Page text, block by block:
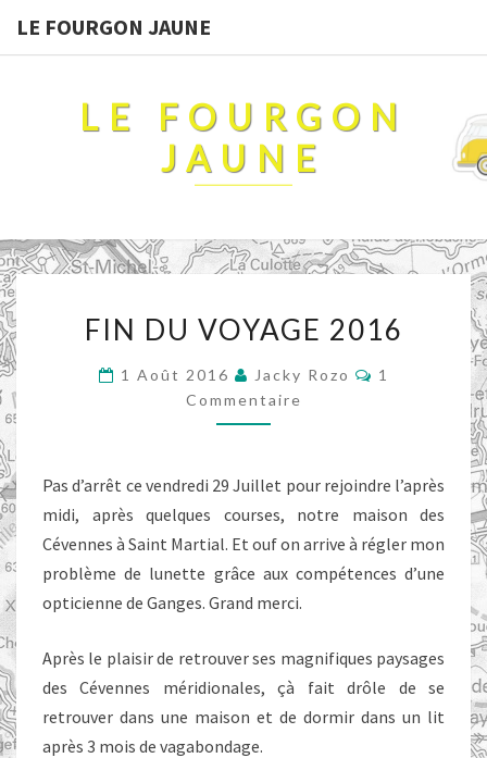
LE FOURGON JAUNE
LE FOURGON
JAUNE
DU
VOYAGE
2016
FIN DU VOYAGE 2016
1 Août 2016 Jacky Rozo
1
Commentaire
Pas d’arrêt ce vendredi 29 Juillet pour rejoindre l’après
midi, après quelques courses, notre maison des
Cévennes à Saint Martial. Et ouf on arrive à régler mon
problème de lunette grâce aux compétences d’une
opticienne de Ganges. Grand merci.
Après le plaisir de retrouver ses magnifiques paysages
des Cévennes méridionales, çà fait drôle de se
retrouver dans une maison et de dormir dans un lit
après 3 mois de vagabondage.